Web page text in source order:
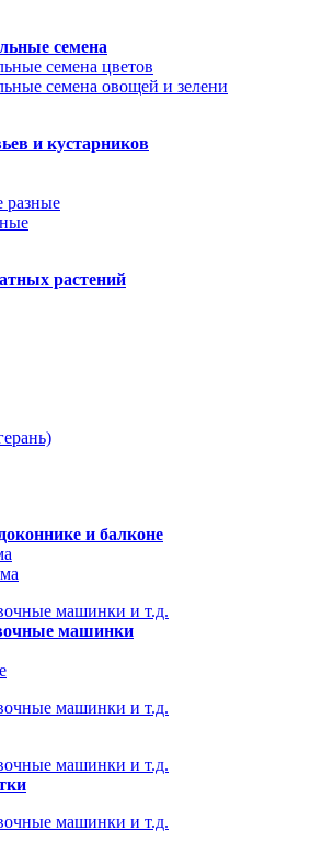
семена
семена цветов
семена овощей и зелени
и кустарников
разные
растений
и балконе
машинки и т.д.
машинки
машинки и т.д.
машинки и т.д.
машинки и т.д.